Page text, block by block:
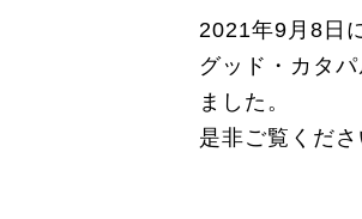
2021年9月8日
グッド・カタ
ました。
是非ご覧くださ